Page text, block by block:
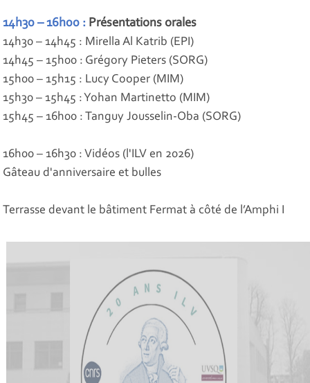
14h30 – 16h00 : Présentations orales
14h30 – 14h45 : Mirella Al Katrib (EPI)
14h45 – 15h00 : Grégory Pieters (SORG)
15h00 – 15h15 : Lucy Cooper (MIM)
15h30 – 15h45 : Yohan Martinetto (MIM)
15h45 – 16h00 : Tanguy Jousselin-Oba (SORG)
16h00 – 16h30 : Vidéos (l'ILV en 2026)
Gâteau d'anniversaire et bulles
Terrasse devant le bâtiment Fermat à côté de l’Amphi I